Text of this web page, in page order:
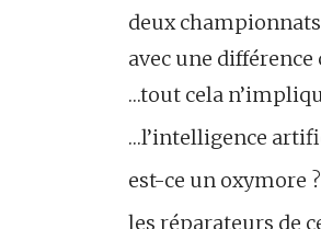
deux
avec une
…tout cela
…l’intelligence
est-ce un oxymore ?
les réparateurs de